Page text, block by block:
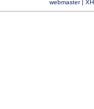
webmaster|